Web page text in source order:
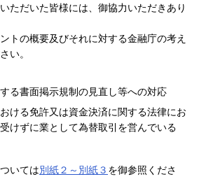
ただいた皆様には、御協力いただきあり
トの概要及びそれに対する金融庁の考え
い。
る書面掲示規制の見直し等への対応
ける免許又は資金決済に関する法律にお
けずに業として為替取引を営んでいる
いては別紙２～別紙３ を御参照くださ